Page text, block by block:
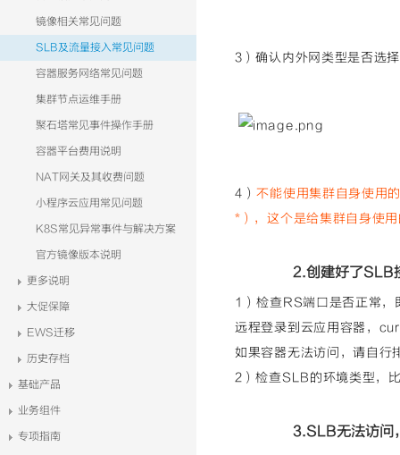
镜像相关常见问题
SLB及流量接入常见问题
容器服务网络常见问题
集群节点运维手册
聚石塔常见事件操作手册
容器平台费用说明
NAT网关及其收费问题
小程序云应用常见问题
K8S常见异常事件与解决方案
官方镜像版本说明
更多说明
大促保障
EWS迁移
历史存档
基础产品
业务组件
专项指南
3）确认内外网类型是否选
4）不能使用集群自身使用
* ），这个是给集群自身使
2.创建好了SLB
1）检查RS端口是否正常
远程登录到云应用容器，
如果容器无法访问，请自行
2）检查SLB的环境类型，
3.SLB无法访问